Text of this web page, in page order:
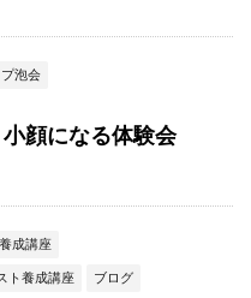
泡会
小顔になる体験会
成講座
ト養成講座 ブログ